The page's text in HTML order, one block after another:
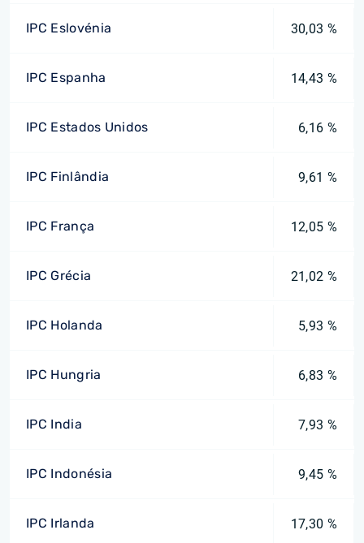
IPC Eslovénia 30,03 %
IPC Espanha 14,43 %
IPC Estados Unidos 6,16 %
IPC Finlândia 9,61 %
IPC França 12,05 %
IPC Grécia 21,02 %
IPC Holanda 5,93 %
IPC Hungria 6,83 %
IPC India 7,93 %
IPC Indonésia 9,45 %
IPC Irlanda 17,30 %